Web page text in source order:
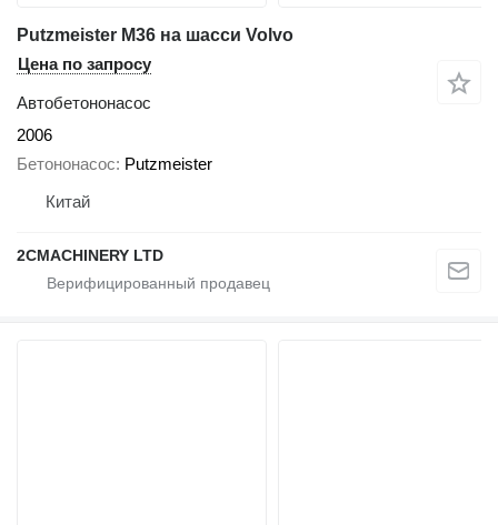
Putzmeister M36 на шасси Volvo
Цена по запросу
Автобетононасос
2006
Бетононасос Putzmeister
Китай
2CMACHINERY LTD